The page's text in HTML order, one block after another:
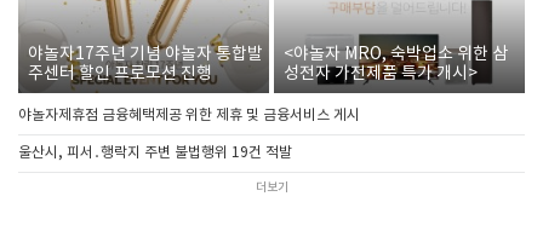
야놀자17주년 기념 야놀자 통합발
주센터 할인 프로모션 진행
<야놀자 MRO, 숙박업소 위한 삼
성전자 가전제품 특가 개시>
야놀자제휴점 금융혜택제공 위한 제휴 및 금융서비스 게시
울산시, 피서․행락지 주변 불법행위 19건 적발
더보기